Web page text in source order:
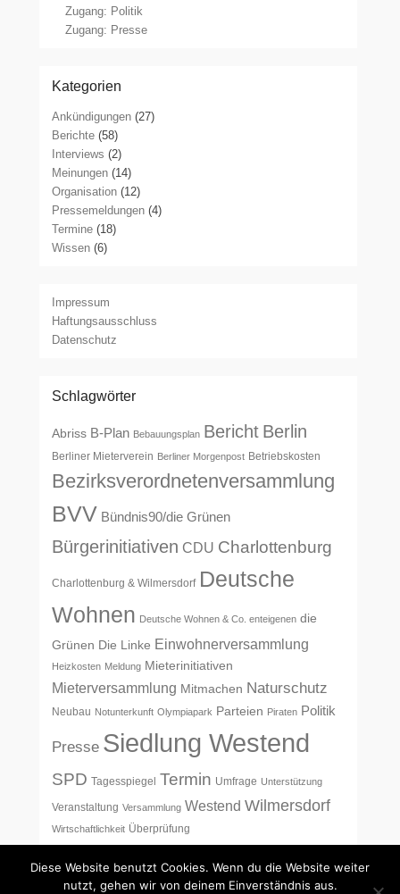
Zugang: Politik
Zugang: Presse
Kategorien
Ankündigungen (27)
Berichte (58)
Interviews (2)
Meinungen (14)
Organisation (12)
Pressemeldungen (4)
Termine (18)
Wissen (6)
Impressum
Haftungsausschluss
Datenschutz
Schlagwörter
Abriss B-Plan Bebauungsplan Bericht Berlin
Berliner Mieterverein Berliner Morgenpost Betriebskosten
Bezirksverordnetenversammlung
BVV Bündnis90/die Grünen
Bürgerinitiativen CDU Charlottenburg
Charlottenburg & Wilmersdorf Deutsche
Wohnen Deutsche Wohnen & Co. enteigenen die
Grünen Die Linke Einwohnerversammlung
Heizkosten Meldung Mieterinitiativen
Mieterversammlung Mitmachen Naturschutz
Neubau Notunterkunft Olympiapark Parteien Piraten Politik
Presse Siedlung Westend
SPD Tagesspiegel Termin Umfrage Unterstützung
Veranstaltung Versammlung Westend Wilmersdorf
Wirtschaftlichkeit Überprüfung
Copyright © 2017 Siedlung Westend Alle Rechte vorbehalten.
Diese Website benutzt Cookies. Wenn du die Website weiter
nutzt, gehen wir von deinem Einverständnis aus.